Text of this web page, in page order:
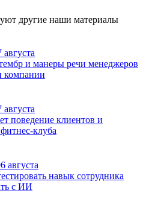
другие наши материалы
августа
и манеры речи менеджеров
компании
августа
поведение клиентов и
клуба
августа
навык сотрудника
с ИИ